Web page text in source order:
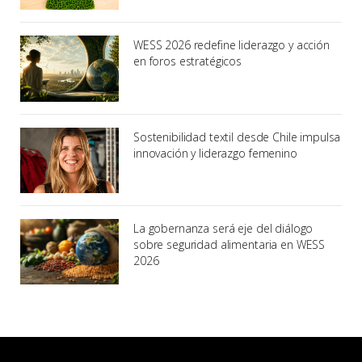
WESS 2026 redefine liderazgo y acción
en foros estratégicos
Sostenibilidad textil desde Chile impulsa
innovación y liderazgo femenino
La gobernanza será eje del diálogo
sobre seguridad alimentaria en WESS
2026